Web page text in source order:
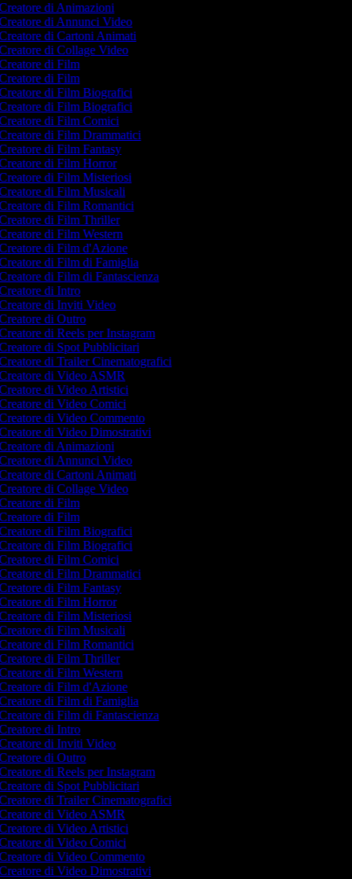
di Animazioni
di Annunci Video
di Cartoni Animati
di Collage Video
di Film
di Film
di Film Biografici
di Film Biografici
di Film Comici
di Film Drammatici
di Film Fantasy
di Film Horror
di Film Misteriosi
di Film Musicali
di Film Romantici
di Film Thriller
di Film Western
di Film d'Azione
di Film di Famiglia
di Film di Fantascienza
di Intro
di Inviti Video
di Outro
di Reels per Instagram
di Spot Pubblicitari
di Trailer Cinematografici
di Video ASMR
di Video Artistici
di Video Comici
di Video Commento
di Video Dimostrativi
di Animazioni
di Annunci Video
di Cartoni Animati
di Collage Video
di Film
di Film
di Film Biografici
di Film Biografici
di Film Comici
di Film Drammatici
di Film Fantasy
di Film Horror
di Film Misteriosi
di Film Musicali
di Film Romantici
di Film Thriller
di Film Western
di Film d'Azione
di Film di Famiglia
di Film di Fantascienza
di Intro
di Inviti Video
di Outro
di Reels per Instagram
di Spot Pubblicitari
di Trailer Cinematografici
di Video ASMR
di Video Artistici
di Video Comici
di Video Commento
di Video Dimostrativi